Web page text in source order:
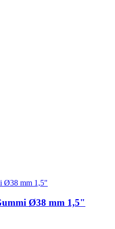
Ø38 mm 1,5"